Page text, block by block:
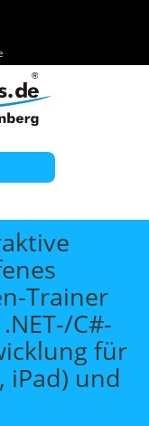
Trainer
C#-
für
iPad) und